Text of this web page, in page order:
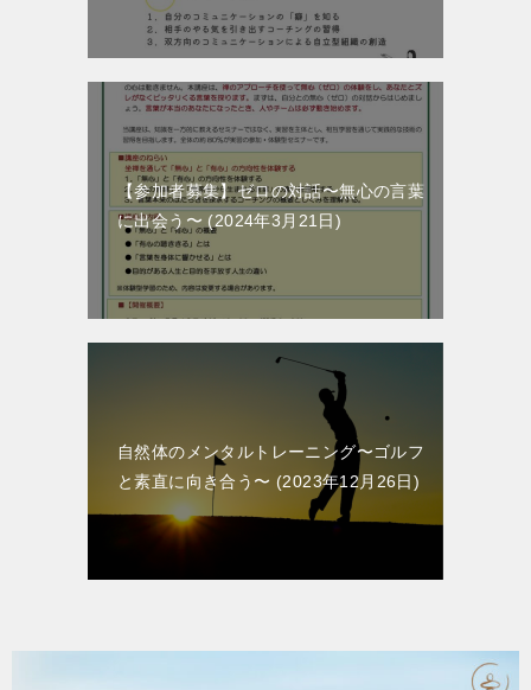
【参加者募集】ゼロの対話〜無心の言葉
に出会う〜
2024年3月21日
自然体のメンタルトレーニング〜ゴルフ
と素直に向き合う〜
2023年12月26日